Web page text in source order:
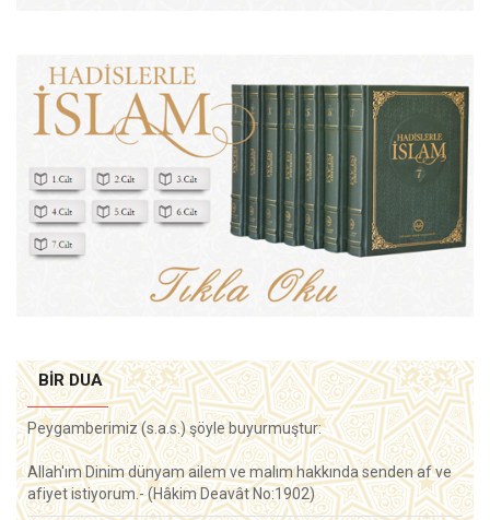
BIR DUA
Peygamberimiz (s.a.s.) şöyle buyurmuştur:
Allah'ım Dinim dünyam ailem ve malım hakkında senden af ve
afiyet istiyorum.- (Hâkim Deavât No:1902)